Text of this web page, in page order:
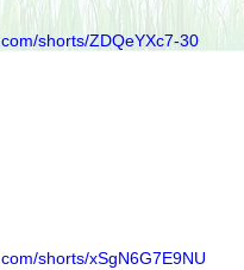
shorts/ZDQeYXc7-30
shorts/xSgN6G7E9NU